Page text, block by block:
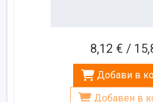
8,12 € /
Добави в
Добавен в